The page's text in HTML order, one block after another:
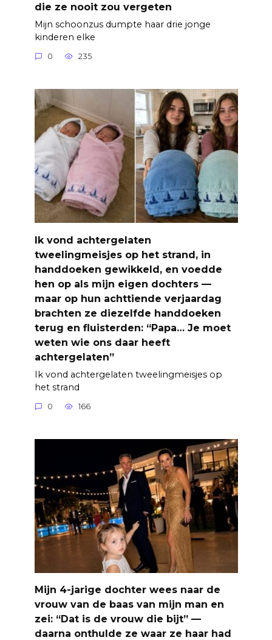
die ze nooit zou vergeten
Mijn schoonzus dumpte haar drie jonge
kinderen elke
0 235
Ik vond achtergelaten
tweelingmeisjes op het strand, in
handdoeken gewikkeld, en voedde
hen op als mijn eigen dochters —
maar op hun achttiende verjaardag
brachten ze diezelfde handdoeken
terug en fluisterden: “Papa… Je moet
weten wie ons daar heeft
achtergelaten”
Ik vond achtergelaten tweelingmeisjes op
het strand
0 166
Mijn 4-jarige dochter wees naar de
vrouw van de baas van mijn man en
zei: “Dat is de vrouw die bijt” —
daarna onthulde ze waar ze haar had